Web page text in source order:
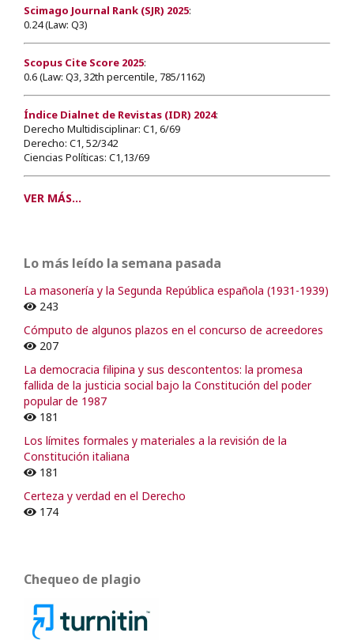
Scimago Journal Rank (SJR) 2025:
0.24 (Law: Q3)
Scopus Cite Score 2025:
0.6 (Law: Q3, 32th percentile, 785/1162)
Índice Dialnet de Revistas (IDR) 2024:
Derecho Multidisciplinar: C1, 6/69
Derecho: C1, 52/342
Ciencias Políticas: C1,13/69
VER MÁS...
Lo más leído la semana pasada
La masonería y la Segunda República española (1931-1939)
243
Cómputo de algunos plazos en el concurso de acreedores
207
La democracia filipina y sus descontentos: la promesa
fallida de la justicia social bajo la Constitución del poder
popular de 1987
181
Los límites formales y materiales a la revisión de la
Constitución italiana
181
Certeza y verdad en el Derecho
174
Chequeo de plagio